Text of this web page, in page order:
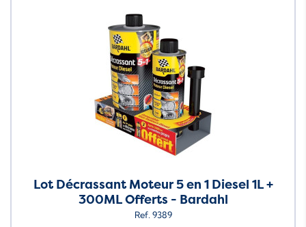
Lot Décrassant Moteur 5 en 1 Diesel 1L +
300ML Offerts - Bardahl
Ref. 9389